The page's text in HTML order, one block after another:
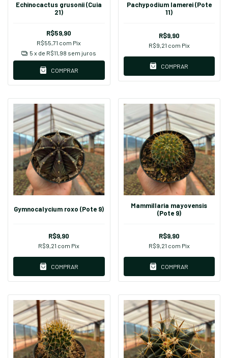
Echinocactus grusonii (Cuia
21)
R$59,90
R$55,71 com Pix
5 x de R$11,98 sem juros
COMPRAR
Pachypodium lamerei (Pote
11)
R$9,90
R$9,21 com Pix
COMPRAR
Gymnocalycium roxo (Pote 9)
R$9,90
R$9,21 com Pix
COMPRAR
Mammillaria mayovensis
(Pote 9)
R$9,90
R$9,21 com Pix
COMPRAR